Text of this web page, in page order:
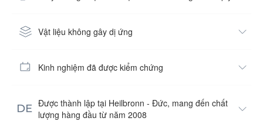
Vật liệu không gây dị ứng
Kinh nghiệm đã được kiểm chứng
Được thành lập tại Heilbronn - Đức, mang đến chất
lượng hàng đầu từ năm 2008